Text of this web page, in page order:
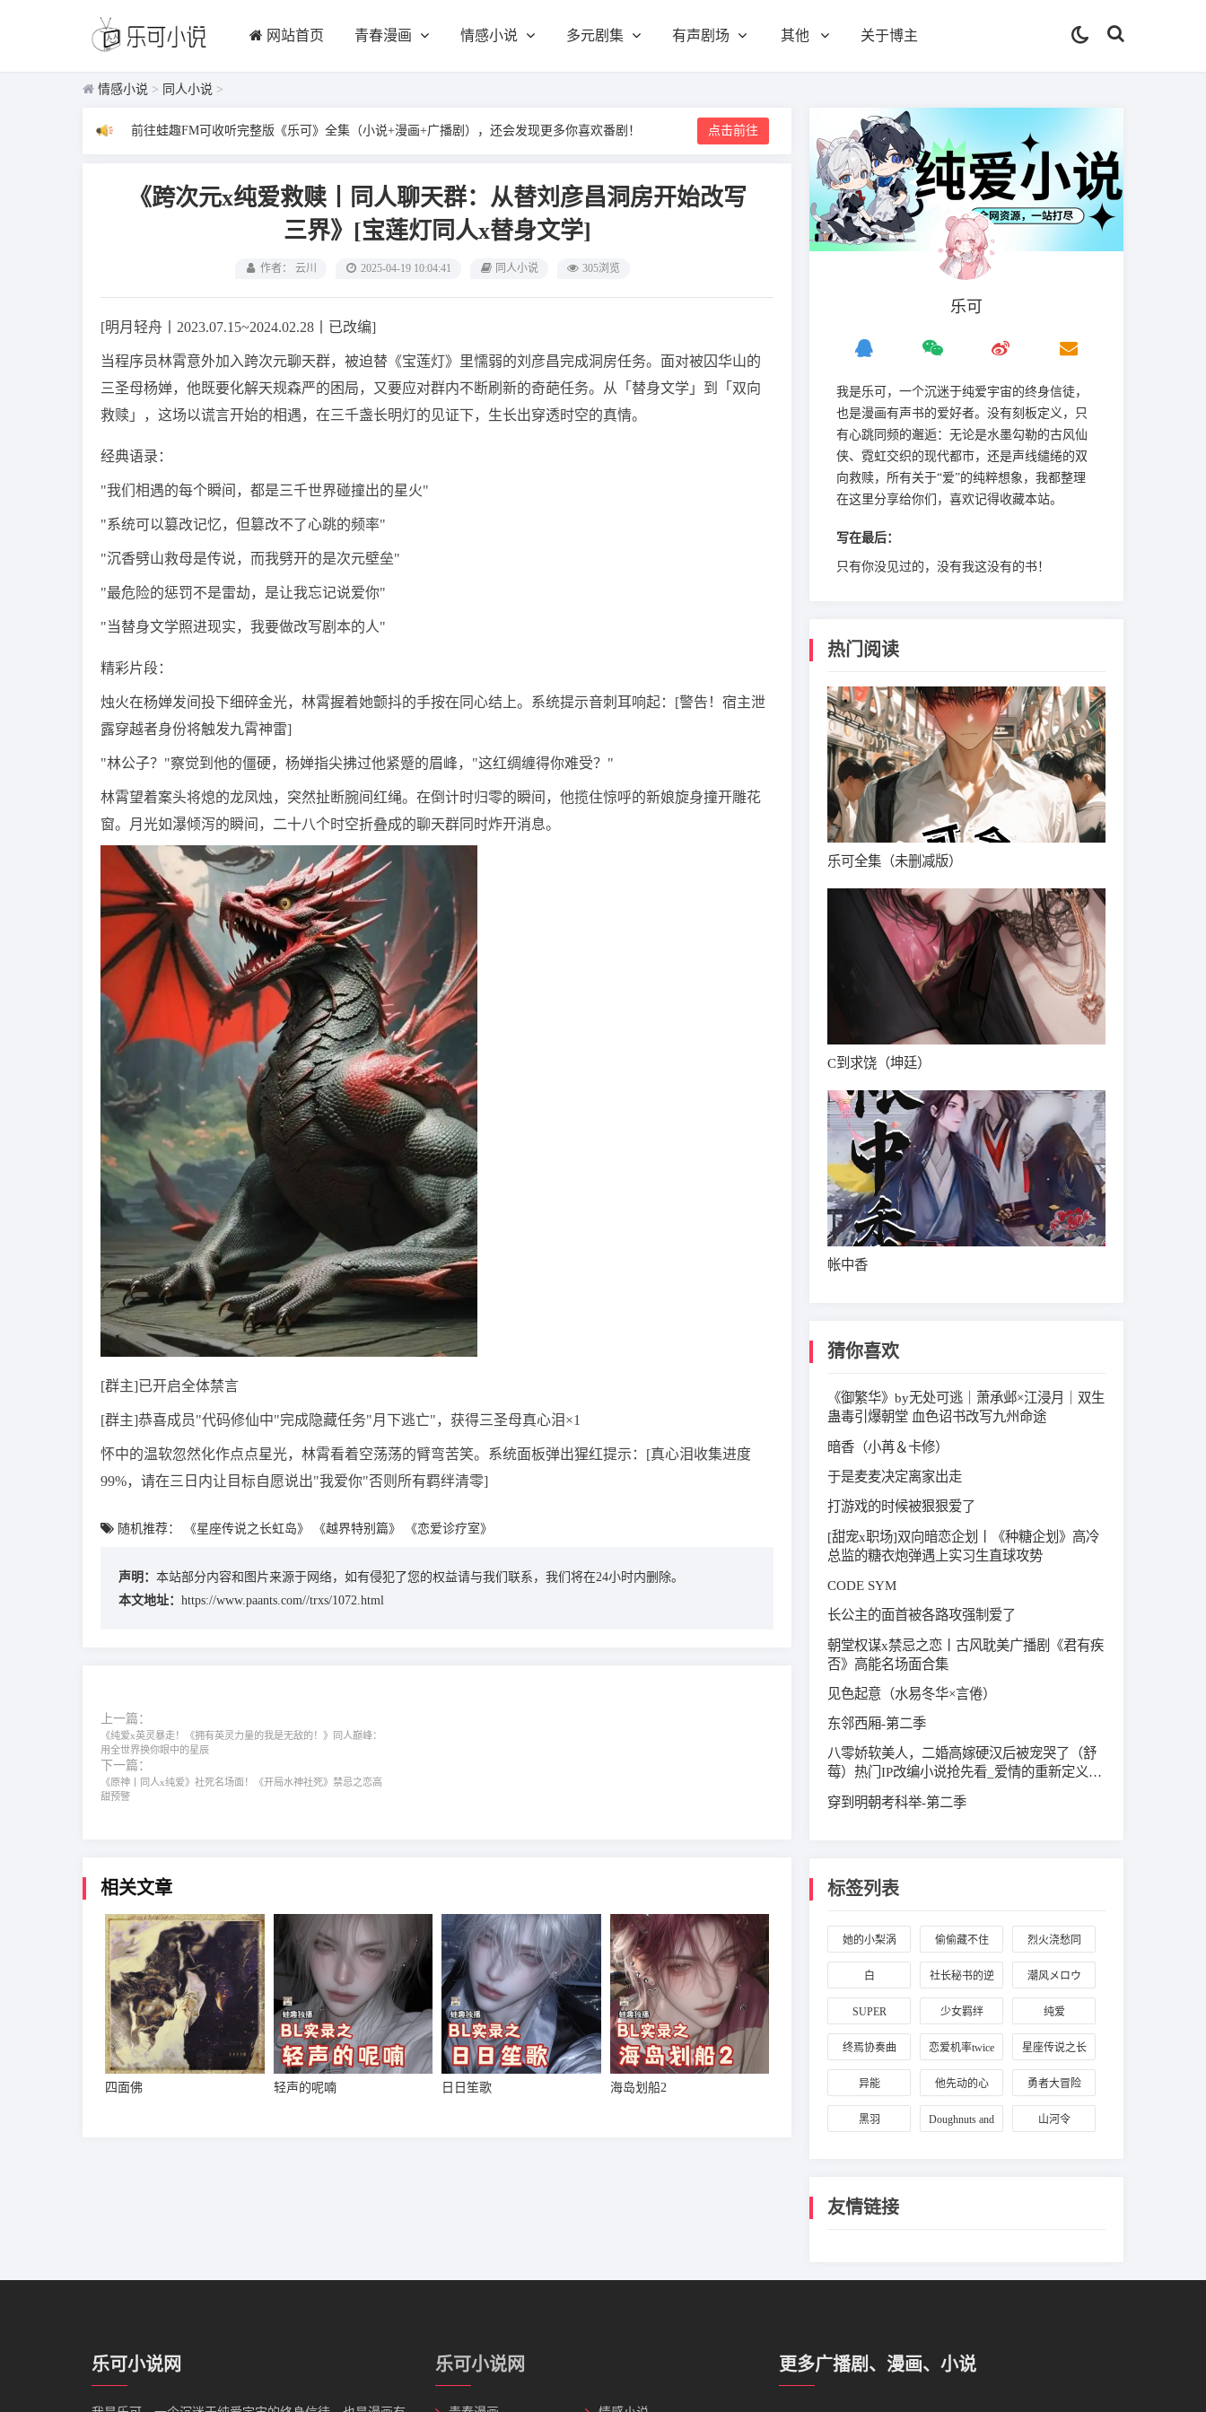
网站首页 青春漫画 情感小说 多元剧集 有声剧场 其他 关于博主
情感小说 > 同人小说 >
前往蛙趣FM可收听完整版《乐可》全集（小说+漫画+广播剧），还会发现更多你喜欢番剧！ 点击前往
《跨次元x纯爱救赎丨同人聊天群：从替刘彦昌洞房开始改写
三界》[宝莲灯同人x替身文学]
作者： 云川 2025-04-19 10:04:41 同人小说 305浏览
[明月轻舟丨2023.07.15~2024.02.28丨已改编]
当程序员林霄意外加入跨次元聊天群，被迫替《宝莲灯》里懦弱的刘彦昌完成洞房任务。面对被囚华山的
三圣母杨婵，他既要化解天规森严的困局，又要应对群内不断刷新的奇葩任务。从「替身文学」到「双向
救赎」，这场以谎言开始的相遇，在三千盏长明灯的见证下，生长出穿透时空的真情。
经典语录：
"我们相遇的每个瞬间，都是三千世界碰撞出的星火"
"系统可以篡改记忆，但篡改不了心跳的频率"
"沉香劈山救母是传说，而我劈开的是次元壁垒"
"最危险的惩罚不是雷劫，是让我忘记说爱你"
"当替身文学照进现实，我要做改写剧本的人"
精彩片段：
烛火在杨婵发间投下细碎金光，林霄握着她颤抖的手按在同心结上。系统提示音刺耳响起：[警告！宿主泄
露穿越者身份将触发九霄神雷]
"林公子？"察觉到他的僵硬，杨婵指尖拂过他紧蹙的眉峰，"这红绸缠得你难受？"
林霄望着案头将熄的龙凤烛，突然扯断腕间红绳。在倒计时归零的瞬间，他揽住惊呼的新娘旋身撞开雕花
窗。月光如瀑倾泻的瞬间，二十八个时空折叠成的聊天群同时炸开消息。
[群主]已开启全体禁言
[群主]恭喜成员"代码修仙中"完成隐藏任务"月下逃亡"，获得三圣母真心泪×1
怀中的温软忽然化作点点星光，林霄看着空荡荡的臂弯苦笑。系统面板弹出猩红提示：[真心泪收集进度
99%，请在三日内让目标自愿说出"我爱你"否则所有羁绊清零]
随机推荐： 《星座传说之长虹岛》 《越界特别篇》 《恋爱诊疗室》
声明： 本站部分内容和图片来源于网络，如有侵犯了您的权益请与我们联系，我们将在24小时内删除。
本文地址： https://www.paants.com//trxs/1072.html
上一篇：
《纯爱x英灵暴走！《拥有英灵力量的我是无敌的！》同人巅峰：
用全世界换你眼中的星辰
下一篇：
《原神丨同人x纯爱》社死名场面！《开局水神社死》禁忌之恋高
甜预警
相关文章
四面佛 轻声的呢喃 日日笙歌 海岛划船2
乐可
我是‌乐可，一个沉迷于纯爱宇宙的终身信徒，
也是漫画有声书的爱好者。没有刻板定义，只
有心跳同频的邂逅：无论是水墨勾勒的古风仙
侠、霓虹交织的现代都市，还是声线缱绻的双
向救赎，所有关于“爱”的纯粹想象，我都整理
在这里分享给你们，喜欢记得收藏本站。
写在最后：
只有你没见过的，没有我这没有的书！
热门阅读
乐可全集（未删减版）
C到求饶（坤廷）
帐中香
猜你喜欢
《御繁华》by无处可逃｜萧承邺×江浸月｜双生
蛊毒引爆朝堂 血色诏书改写九州命途
暗香（小苒＆卡修）
于是麦麦决定离家出走
打游戏的时候被狠狠爱了
[甜宠x职场]双向暗恋企划丨《种糖企划》高冷
总监的糖衣炮弹遇上实习生直球攻势
CODE SYM
长公主的面首被各路攻强制爱了
朝堂权谋x禁忌之恋丨古风耽美广播剧《君有疾
否》高能名场面合集
见色起意（水易冬华×言倦）
东邻西厢-第二季
八零娇软美人，二婚高嫁硬汉后被宠哭了（舒
莓）‌热门IP改编小说抢先看‌_爱情的重新定义与
自我成长的美丽旅程
穿到明朝考科举-第二季
标签列表
她的小梨涡 偷偷藏不住 烈火浇愁同
人：宣玑与盛
白 社长秘书的逆
袭罗曼史
潮风メロウ
SUPER
LOVERS
少女羁绊 纯爱
终焉协奏曲 恋爱机率twice 星座传说之长
虹岛
异能 他先动的心 勇者大冒险
黑羽 Doughnuts and 山河令
友情链接
乐可小说网 乐可小说网 更多广播剧、漫画、小说